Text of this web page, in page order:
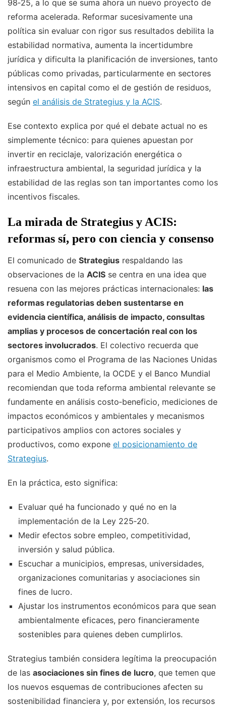
98‑25, a lo que se suma ahora un nuevo proyecto de
reforma acelerada. Reformar sucesivamente una
política sin evaluar con rigor sus resultados debilita la
estabilidad normativa, aumenta la incertidumbre
jurídica y dificulta la planificación de inversiones, tanto
públicas como privadas, particularmente en sectores
intensivos en capital como el de gestión de residuos,
según el análisis de Strategius y la ACIS.
Ese contexto explica por qué el debate actual no es
simplemente técnico: para quienes apuestan por
invertir en reciclaje, valorización energética o
infraestructura ambiental, la seguridad jurídica y la
estabilidad de las reglas son tan importantes como los
incentivos fiscales.
La mirada de Strategius y ACIS:
reformas sí, pero con ciencia y consenso
El comunicado de Strategius respaldando las
observaciones de la ACIS se centra en una idea que
resuena con las mejores prácticas internacionales: las
reformas regulatorias deben sustentarse en
evidencia científica, análisis de impacto, consultas
amplias y procesos de concertación real con los
sectores involucrados. El colectivo recuerda que
organismos como el Programa de las Naciones Unidas
para el Medio Ambiente, la OCDE y el Banco Mundial
recomiendan que toda reforma ambiental relevante se
fundamente en análisis costo‑beneficio, mediciones de
impactos económicos y ambientales y mecanismos
participativos amplios con actores sociales y
productivos, como expone el posicionamiento de
Strategius.
En la práctica, esto significa:
Evaluar qué ha funcionado y qué no en la
implementación de la Ley 225‑20.
Medir efectos sobre empleo, competitividad,
inversión y salud pública.
Escuchar a municipios, empresas, universidades,
organizaciones comunitarias y asociaciones sin
fines de lucro.
Ajustar los instrumentos económicos para que sean
ambientalmente eficaces, pero financieramente
sostenibles para quienes deben cumplirlos.
Strategius también considera legítima la preocupación
de las asociaciones sin fines de lucro, que temen que
los nuevos esquemas de contribuciones afecten su
sostenibilidad financiera y, por extensión, los recursos